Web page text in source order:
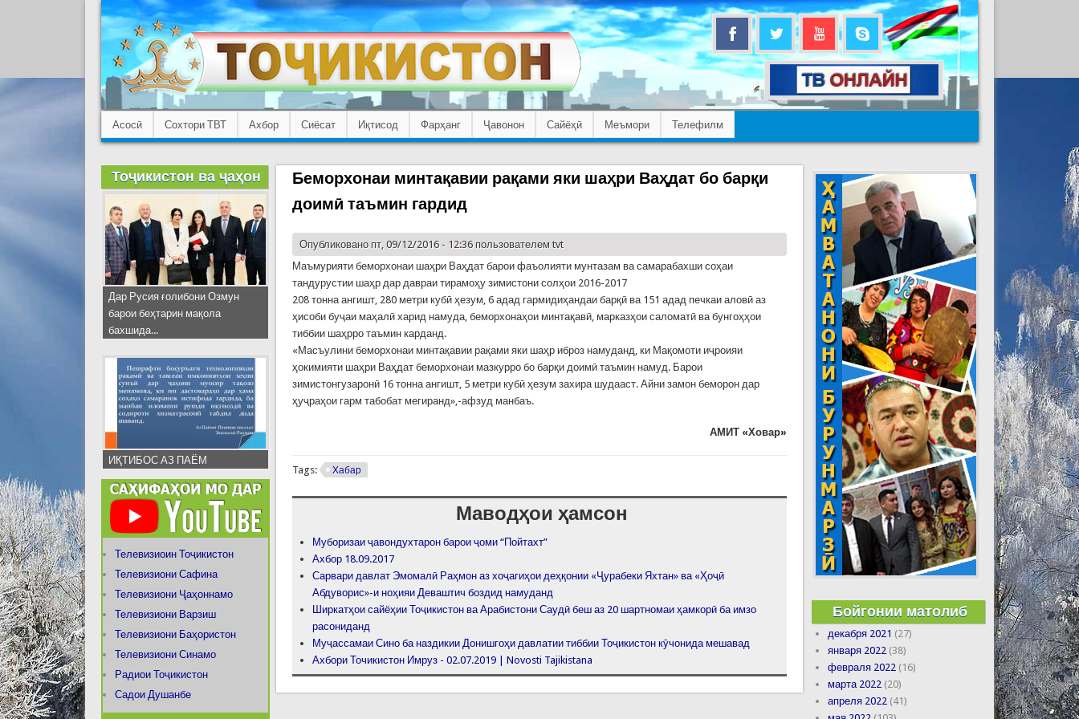
Асосӣ Сохтори ТВТ Ахбор Сиёсат Иқтисод Фарҳанг Ҷавонон Сайёҳӣ Меъмори Телефилм
Беморхонаи минтақавии рақами яки шаҳри Ваҳдат бо барқи
доимӣ таъмин гардид
Опубликовано пт, 09/12/2016 - 12:36 пользователемtvt
Маъмурияти беморхонаи шаҳри Ваҳдат барои фаъолияти мунтазам ва самарабахши соҳаи
тандурустии шаҳр дар давраи тирамоҳу зимистони солҳои 2016-2017
208 тонна ангишт, 280 метри кубӣ ҳезум, 6 адад гармидиҳандаи барқӣ ва 151 адад печкаи аловӣ аз
ҳисоби буҷаи маҳалӣ харид намуда, беморхонаҳои минтақавӣ, марказҳои саломатӣ ва бунгоҳҳои
тиббии шаҳрро таъмин карданд.
«Масъулини беморхонаи минтақавии рақами яки шаҳр иброз намуданд, ки Мақомоти иҷроияи
ҳокимияти шаҳри Ваҳдат беморхонаи мазкурро бо барқи доимӣ таъмин намуд. Барои
зимистонгузаронӣ 16 тонна ангишт, 5 метри кубӣ ҳезум захира шудааст. Айни замон беморон дар
ҳуҷраҳои гарм табобат мегиранд»,-афзуд манбаъ.
АМИТ «Ховар»
Tags: Хабар
Маводҳои ҳамсон
Муборизаи ҷавондухтарон барои ҷоми “Пойтахт”
Ахбор 18.09.2017
Сарвари давлат Эмомалӣ Раҳмон аз хоҷагиҳои деҳқонии «Ҷурабеки Яхтан» ва «Ҳоҷӣ
Абдуворис»-и ноҳияи Деваштич боздид намуданд
Ширкатҳои сайёҳии Тоҷикистон ва Арабистони Саудӣ беш аз 20 шартномаи ҳамкорӣ ба имзо
расониданд
Муҷассамаи Сино ба наздикии Донишгоҳи давлатии тиббии Тоҷикистон кӯчонида мешавад
Ахбори Точикистон Имруз - 02.07.2019 | Novosti Tajikistana
Тоҷикистон ва ҷаҳон
Дар Русия ғолибони Озмун
барои беҳтарин мақола
бахшида...
ИҚТИБОС АЗ ПАЁМ
Телевизиоин Тоҷикистон
Телевизиони Сафина
Телевизиони Ҷаҳоннамо
Телевизиони Варзиш
Телевизиони Баҳористон
Телевизиони Синамо
Радиои Тоҷикистон
Садои Душанбе
Бойгонии матолиб
декабря 2021 (27)
января 2022 (38)
февраля 2022 (16)
марта 2022 (20)
апреля 2022 (41)